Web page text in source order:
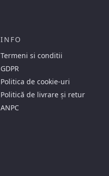
INFO
Termeni si conditii
GDPR
Politica de cookie-uri
Politică de livrare și retur
ANPC